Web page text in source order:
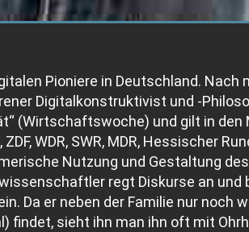
Pioniere in Deutschland. Nach
Digitalkonstruktivist und -
(Wirtschaftswoche) und gilt in den
WDR, SWR, MDR, Hessischer
Nutzung und Gestaltung
regt Diskurse an und
Da er neben der Familie nur noch
findet, sieht ihn man ihn oft mit